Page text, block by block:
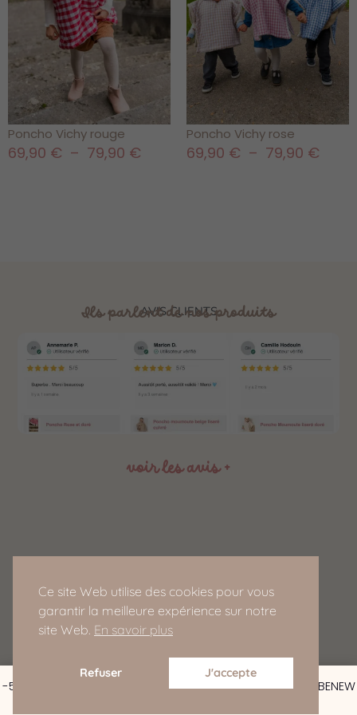
-5% de réduction pour les nouveaux clients : CODE : BEBENEW
Poncho Vichy rouge
69,90 € – 79,90 €
Poncho Vichy rose
69,90 € – 79,90 €
AVIS CLIENTS
Ils parlent de nos produits
voir les avis +
ledressingdedomeo@gmail.com
Copyright © 2025, Doméo Mini – Tous droits réservés
Ce site Web utilise des cookies pour vous
garantir la meilleure expérience sur notre
site Web. En savoir plus
Refuser J'accepte